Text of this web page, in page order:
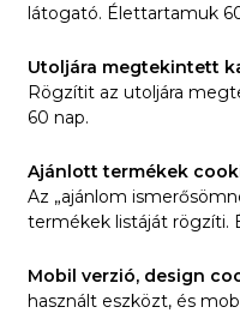
látogató. Élettartamuk
Utoljára megtekintett
Rögzítit az utoljára
60 nap.
Ajánlott termékek
Az „ajánlom
termékek listáját rögzíti.
Mobil verzió, design
használt eszközt, és